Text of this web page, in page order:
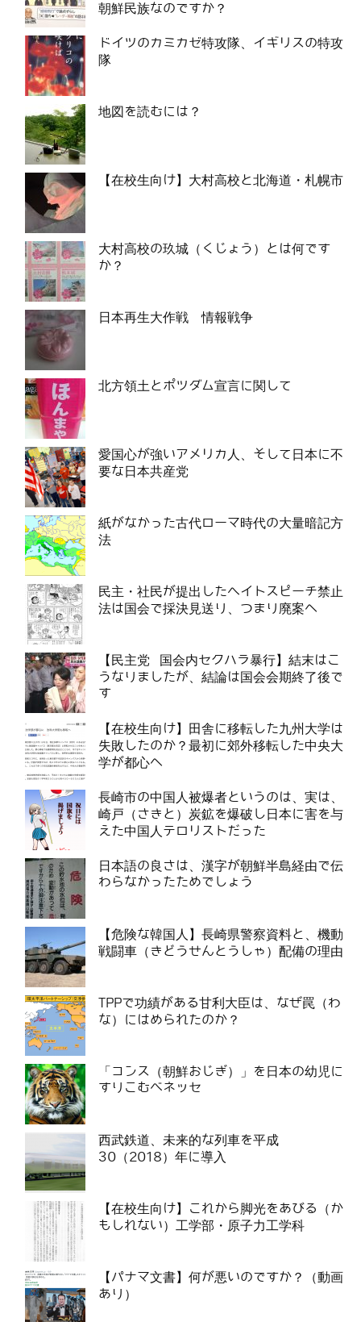
朝鮮民族なのですか？
ドイツのカミカゼ特攻隊、イギリスの特攻
隊
地図を読むには？
【在校生向け】大村高校と北海道・札幌市
大村高校の玖城（くじょう）とは何です
か？
日本再生大作戦 情報戦争
北方領土とポツダム宣言に関して
愛国心が強いアメリカ人、そして日本に不
要な日本共産党
紙がなかった古代ローマ時代の大量暗記方
法
民主・社民が提出したヘイトスピーチ禁止
法は国会で採決見送り、つまり廃案へ
【民主党 国会内セクハラ暴行】結末はこ
うなりましたが、結論は国会会期終了後で
す
【在校生向け】田舎に移転した九州大学は
失敗したのか？最初に郊外移転した中央大
学が都心へ
長崎市の中国人被爆者というのは、実は、
崎戸（さきと）炭鉱を爆破し日本に害を与
えた中国人テロリストだった
日本語の良さは、漢字が朝鮮半島経由で伝
わらなかったためでしょう
【危険な韓国人】長崎県警察資料と、機動
戦闘車（きどうせんとうしゃ）配備の理由
TPPで功績がある甘利大臣は、なぜ罠（わ
な）にはめられたのか？
「コンス（朝鮮おじぎ）」を日本の幼児に
すりこむベネッセ
西武鉄道、未来的な列車を平成
30（2018）年に導入
【在校生向け】これから脚光をあびる（か
もしれない）工学部・原子力工学科
【パナマ文書】何が悪いのですか？（動画
あり）